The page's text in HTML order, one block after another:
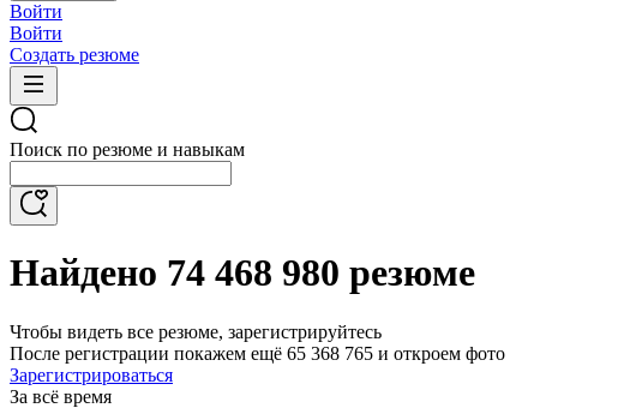
Войти
Войти
Создать резюме
Поиск по резюме и навыкам
Найдено 74 468 980 резюме
Чтобы видеть все резюме, зарегистрируйтесь
После регистрации покажем ещё 65 368 765 и откроем фото
Зарегистрироваться
За всё время